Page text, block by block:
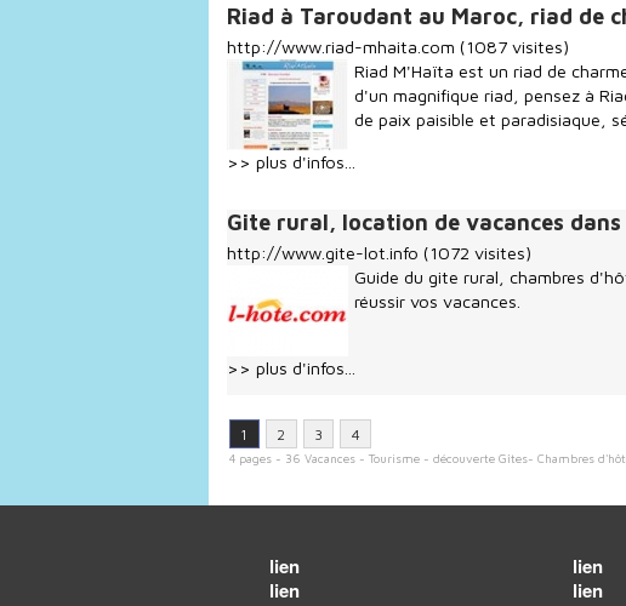
Riad à Taroudant au Maroc, riad de
http://www.riad-mhaita.com (1087 visites)
Riad M'Haïta est un riad de
d'un magnifique riad, pensez à
de paix paisible et paradisiaque,
>> plus d'infos...
Gite rural, location de vacances
http://www.gite-lot.info (1072 visites)
Guide du gite rural, chambres
réussir vos vacances.
>> plus d'infos...
1 2 3 4
4 pages - 36 Vacances - Tourisme - découverte Gîtes- Chambres
lien
lien
lien
lien